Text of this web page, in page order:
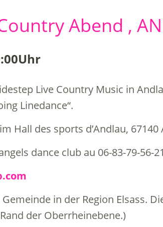
Abend ,
Live Country Music in
Linedance“.
Hall des sports d’Andlau, 67140
dance club au 06-83-79-56-21
in der Region Elsass.
der Oberrheinebene.)